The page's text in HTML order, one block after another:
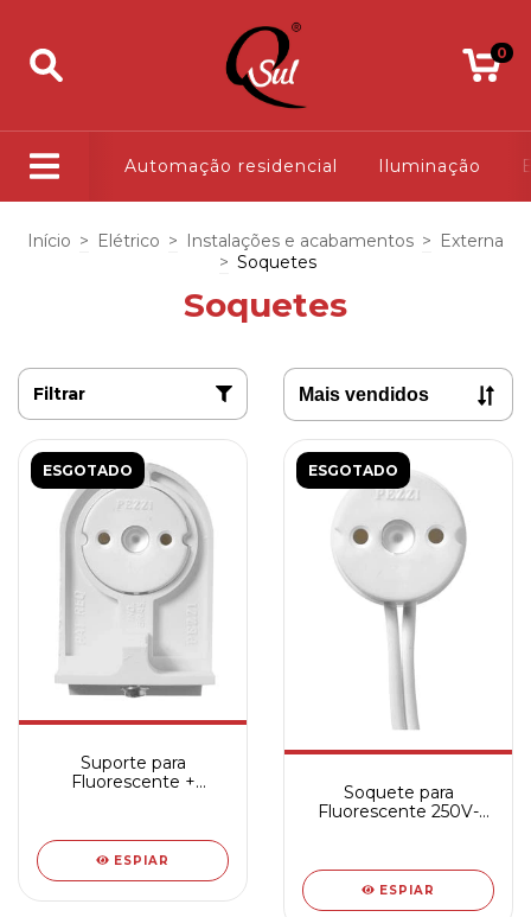
0
Automação residencial Iluminação
Início > Elétrico > Instalações e acabamentos > Externa
> Soquetes
Soquetes
Filtrar
ESGOTADO
Suporte para
Fluorescente +
ESPIAR
ESGOTADO
Soquete para
Fluorescente 250V-
ESPIAR